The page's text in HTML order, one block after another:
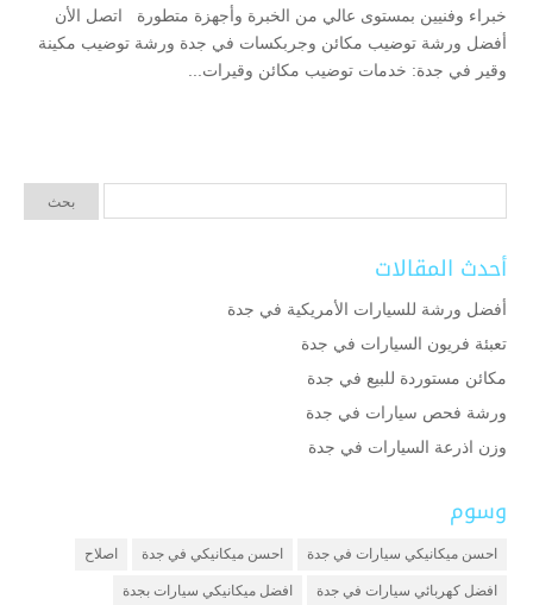
خبراء وفنيين بمستوى عالي من الخبرة وأجهزة متطورة اتصل الأن
أفضل ورشة توضيب مكائن وجربكسات في جدة ورشة توضيب مكينة
وقير في جدة: خدمات توضيب مكائن وقيرات...
أحدث المقالات
أفضل ورشة للسيارات الأمريكية في جدة
تعبئة فريون السيارات في جدة
مكائن مستوردة للبيع في جدة
ورشة فحص سيارات في جدة
وزن اذرعة السيارات في جدة
وسوم
احسن ميكانيكي سيارات في جدة احسن ميكانيكي في جدة اصلاح
افضل كهربائي سيارات في جدة افضل ميكانيكي سيارات بجدة